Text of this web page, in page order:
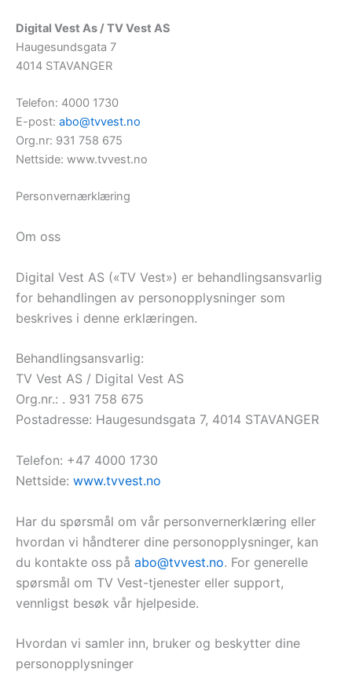
Digital Vest As / TV Vest AS
Haugesundsgata 7
4014 STAVANGER
Telefon: 4000 1730
E-post: abo@tvvest.no
Org.nr: 931 758 675
Nettside: www.tvvest.no
Personvernærklæring
Om oss
Digital Vest AS («TV Vest») er behandlingsansvarlig
for behandlingen av personopplysninger som
beskrives i denne erklæringen.
Behandlingsansvarlig:
TV Vest AS / Digital Vest AS
Org.nr.: . 931 758 675
Postadresse: Haugesundsgata 7, 4014 STAVANGER
Telefon: +47 4000 1730
Nettside: www.tvvest.no
Har du spørsmål om vår personvernerklæring eller
hvordan vi håndterer dine personopplysninger, kan
du kontakte oss på abo@tvvest.no. For generelle
spørsmål om TV Vest-tjenester eller support,
vennligst besøk vår hjelpeside.
Hvordan vi samler inn, bruker og beskytter dine
personopplysninger